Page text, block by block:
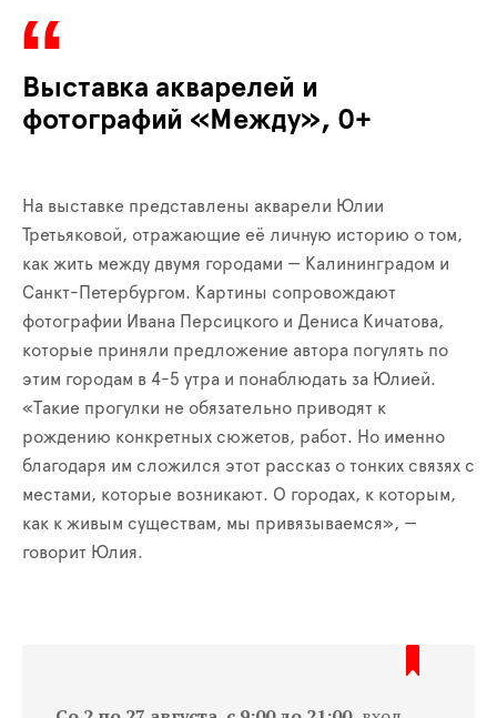
Выставка акварелей и
фотографий «Между», 0+
На выставке представлены акварели Юлии
Третьяковой, отражающие её личную историю о том,
как жить между двумя городами — Калининградом и
Санкт-Петербургом. Картины сопровождают
фотографии Ивана Персицкого и Дениса Кичатова,
которые приняли предложение автора погулять по
этим городам в 4-5 утра и понаблюдать за Юлией.
«Такие прогулки не обязательно приводят к
рождению конкретных сюжетов, работ. Но именно
благодаря им сложился этот рассказ о тонких связях с
местами, которые возникают. О городах, к которым,
как к живым существам, мы привязываемся», —
говорит Юлия.